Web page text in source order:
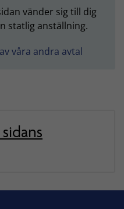
vänder sig till dig
statlig anställning.
våra andra avtal